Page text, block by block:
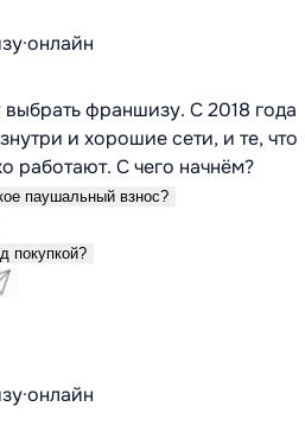
·онлайн
франшизу. С 2018 года
и хорошие сети, и те, что
работают. С чего начнём?
паушальный взнос?
покупкой?
·онлайн